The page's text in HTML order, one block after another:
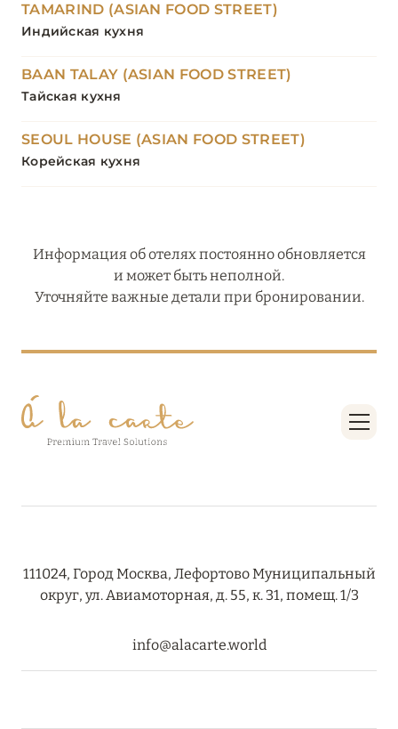
TAMARIND (ASIAN FOOD STREET)
Индийская кухня
BAAN TALAY (ASIAN FOOD STREET)
Тайская кухня
SEOUL HOUSE (ASIAN FOOD STREET)
Корейская кухня
Информация об отелях постоянно обновляется
и может быть неполной.
Уточняйте важные детали при бронировании.
111024, Город Москва, Лефортово Муниципальный
округ, ул. Авиамоторная, д. 55, к. 31, помещ. 1/3
info@alacarte.world